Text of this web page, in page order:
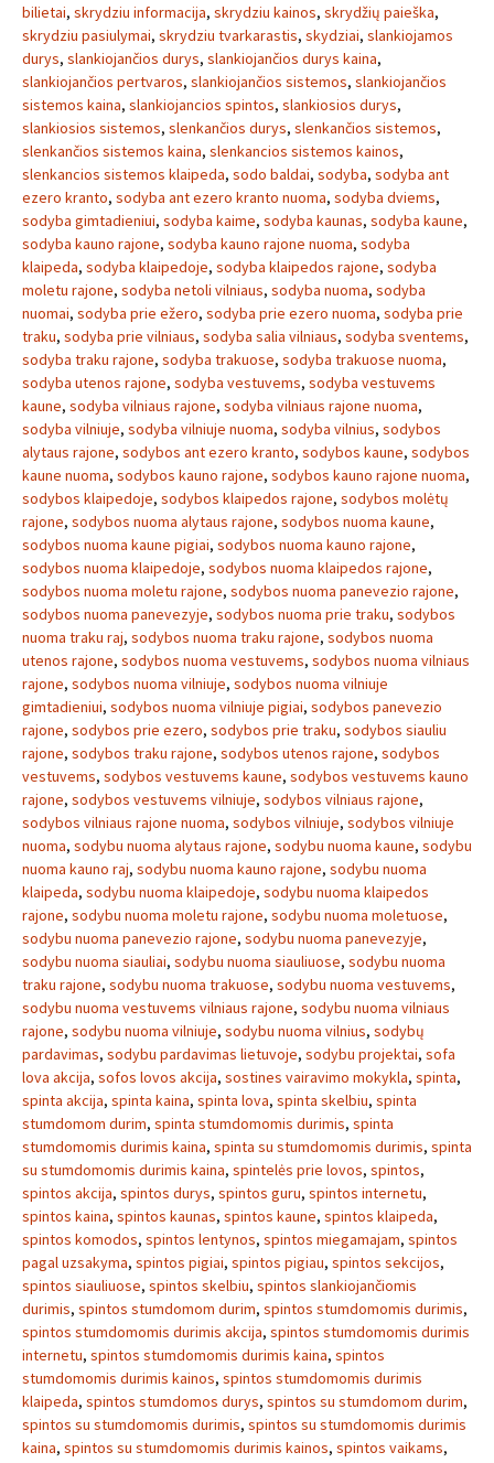
bilietai, skrydziu informacija, skrydziu kainos, skrydžių paieška,
skrydziu pasiulymai, skrydziu tvarkarastis, skydziai, slankiojamos
durys, slankiojančios durys, slankiojančios durys kaina,
slankiojančios pertvaros, slankiojančios sistemos, slankiojančios
sistemos kaina, slankiojancios spintos, slankiosios durys,
slankiosios sistemos, slenkančios durys, slenkančios sistemos,
slenkančios sistemos kaina, slenkancios sistemos kainos,
slenkancios sistemos klaipeda, sodo baldai, sodyba, sodyba ant
ezero kranto, sodyba ant ezero kranto nuoma, sodyba dviems,
sodyba gimtadieniui, sodyba kaime, sodyba kaunas, sodyba kaune,
sodyba kauno rajone, sodyba kauno rajone nuoma, sodyba
klaipeda, sodyba klaipedoje, sodyba klaipedos rajone, sodyba
moletu rajone, sodyba netoli vilniaus, sodyba nuoma, sodyba
nuomai, sodyba prie ežero, sodyba prie ezero nuoma, sodyba prie
traku, sodyba prie vilniaus, sodyba salia vilniaus, sodyba sventems,
sodyba traku rajone, sodyba trakuose, sodyba trakuose nuoma,
sodyba utenos rajone, sodyba vestuvems, sodyba vestuvems
kaune, sodyba vilniaus rajone, sodyba vilniaus rajone nuoma,
sodyba vilniuje, sodyba vilniuje nuoma, sodyba vilnius, sodybos
alytaus rajone, sodybos ant ezero kranto, sodybos kaune, sodybos
kaune nuoma, sodybos kauno rajone, sodybos kauno rajone nuoma,
sodybos klaipedoje, sodybos klaipedos rajone, sodybos molėtų
rajone, sodybos nuoma alytaus rajone, sodybos nuoma kaune,
sodybos nuoma kaune pigiai, sodybos nuoma kauno rajone,
sodybos nuoma klaipedoje, sodybos nuoma klaipedos rajone,
sodybos nuoma moletu rajone, sodybos nuoma panevezio rajone,
sodybos nuoma panevezyje, sodybos nuoma prie traku, sodybos
nuoma traku raj, sodybos nuoma traku rajone, sodybos nuoma
utenos rajone, sodybos nuoma vestuvems, sodybos nuoma vilniaus
rajone, sodybos nuoma vilniuje, sodybos nuoma vilniuje
gimtadieniui, sodybos nuoma vilniuje pigiai, sodybos panevezio
rajone, sodybos prie ezero, sodybos prie traku, sodybos siauliu
rajone, sodybos traku rajone, sodybos utenos rajone, sodybos
vestuvems, sodybos vestuvems kaune, sodybos vestuvems kauno
rajone, sodybos vestuvems vilniuje, sodybos vilniaus rajone,
sodybos vilniaus rajone nuoma, sodybos vilniuje, sodybos vilniuje
nuoma, sodybu nuoma alytaus rajone, sodybu nuoma kaune, sodybu
nuoma kauno raj, sodybu nuoma kauno rajone, sodybu nuoma
klaipeda, sodybu nuoma klaipedoje, sodybu nuoma klaipedos
rajone, sodybu nuoma moletu rajone, sodybu nuoma moletuose,
sodybu nuoma panevezio rajone, sodybu nuoma panevezyje,
sodybu nuoma siauliai, sodybu nuoma siauliuose, sodybu nuoma
traku rajone, sodybu nuoma trakuose, sodybu nuoma vestuvems,
sodybu nuoma vestuvems vilniaus rajone, sodybu nuoma vilniaus
rajone, sodybu nuoma vilniuje, sodybu nuoma vilnius, sodybų
pardavimas, sodybu pardavimas lietuvoje, sodybu projektai, sofa
lova akcija, sofos lovos akcija, sostines vairavimo mokykla, spinta,
spinta akcija, spinta kaina, spinta lova, spinta skelbiu, spinta
stumdomom durim, spinta stumdomomis durimis, spinta
stumdomomis durimis kaina, spinta su stumdomomis durimis, spinta
su stumdomomis durimis kaina, spintelės prie lovos, spintos,
spintos akcija, spintos durys, spintos guru, spintos internetu,
spintos kaina, spintos kaunas, spintos kaune, spintos klaipeda,
spintos komodos, spintos lentynos, spintos miegamajam, spintos
pagal uzsakyma, spintos pigiai, spintos pigiau, spintos sekcijos,
spintos siauliuose, spintos skelbiu, spintos slankiojančiomis
durimis, spintos stumdomom durim, spintos stumdomomis durimis,
spintos stumdomomis durimis akcija, spintos stumdomomis durimis
internetu, spintos stumdomomis durimis kaina, spintos
stumdomomis durimis kainos, spintos stumdomomis durimis
klaipeda, spintos stumdomos durys, spintos su stumdomom durim,
spintos su stumdomomis durimis, spintos su stumdomomis durimis
kaina, spintos su stumdomomis durimis kainos, spintos vaikams,